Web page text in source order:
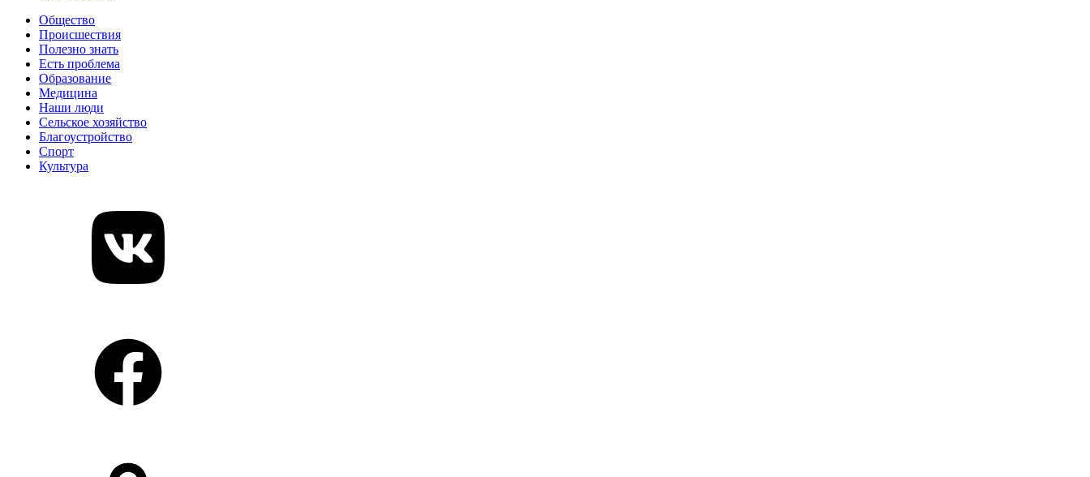
Общество
Происшествия
Полезно знать
Есть проблема
Образование
Медицина
Наши люди
Сельское хозяйство
Благоустройство
Спорт
Культура